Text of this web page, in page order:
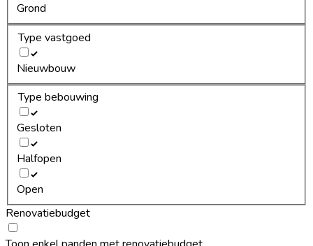
Grond
Type vastgoed
Nieuwbouw
Type bebouwing
Gesloten
Halfopen
Open
Renovatiebudget